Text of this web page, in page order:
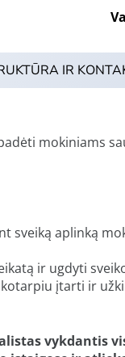
IR
mokiniams
sveiką aplinką
ir ugdyti
įtarti ir
vykdantis